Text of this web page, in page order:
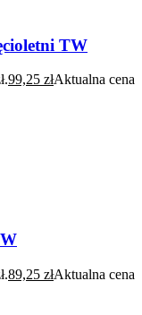
TW
99,25 złAktualna cena
89,25 złAktualna cena